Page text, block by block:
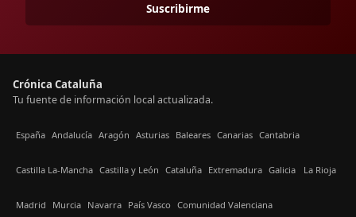
Suscribirme
Crónica Cataluña
Tu fuente de información local actualizada.
España Andalucía Aragón Asturias Baleares Canarias Cantabria
Castilla La-Mancha Castilla y León Cataluña Extremadura Galicia La Rioja
Madrid Murcia Navarra País Vasco Comunidad Valenciana